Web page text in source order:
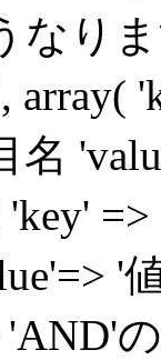
りま
array(
名
'key'
'
'AND'